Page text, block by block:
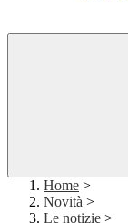
Home >
Novità >
Le notizie >